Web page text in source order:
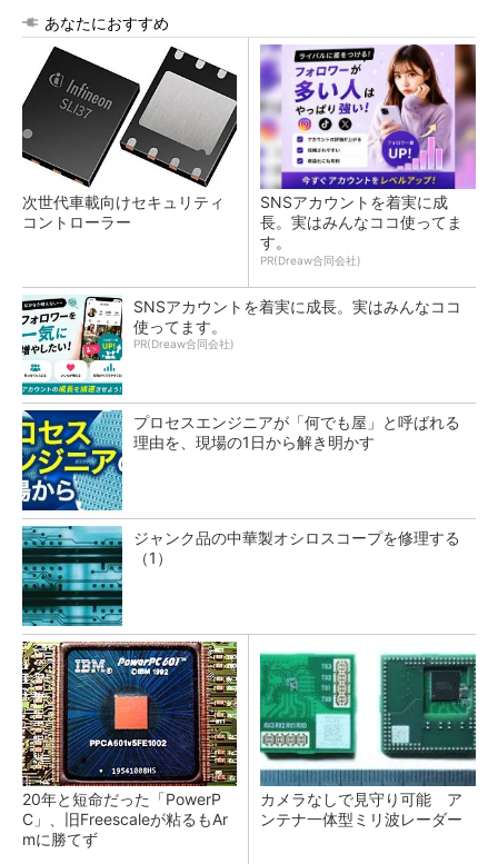
あなたにおすすめ
次世代車載向けセキュリティ
コントローラー
SNSアカウントを着実に成
長。実はみんなココ使ってま
す。
PR(Dreaw合同会社)
SNSアカウントを着実に成長。実はみんなココ
使ってます。
PR(Dreaw合同会社)
プロセスエンジニアが「何でも屋」と呼ばれる
理由を、現場の1日から解き明かす
ジャンク品の中華製オシロスコープを修理する
（1）
20年と短命だった「PowerP
C」、旧Freescaleが粘るもAr
mに勝てず
カメラなしで見守り可能 ア
ンテナ一体型ミリ波レーダー